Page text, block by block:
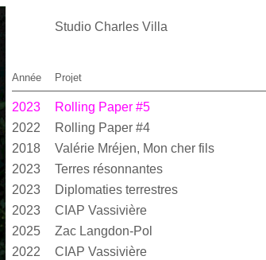
Studio Charles Villa
Année Projet
2023 Rolling Paper #5
2022
Rolling Paper #4
2018
Valérie Mréjen, Mon cher fils
2023 Terres résonnantes
2023
Diplomaties terrestres
2023
CIAP Vassivière
2025
Zac Langdon-Pol
2022
CIAP Vassivière